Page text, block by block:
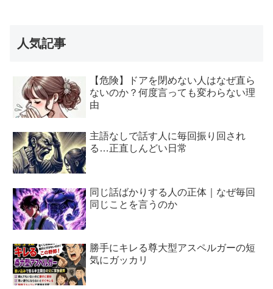
人気記事
【危険】ドアを閉めない人はなぜ直ら
ないのか？何度言っても変わらない理
由
主語なしで話す人に毎回振り回され
る…正直しんどい日常
同じ話ばかりする人の正体｜なぜ毎回
同じことを言うのか
勝手にキレる尊大型アスペルガーの短
気にガッカリ